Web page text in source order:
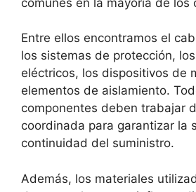
Entre ellos encontramos el
los sistemas de protección,
eléctricos, los dispositivos de
elementos de aislamiento.
componentes deben trabajar
coordinada para garantizar la
continuidad del suministro.
Además, los materiales